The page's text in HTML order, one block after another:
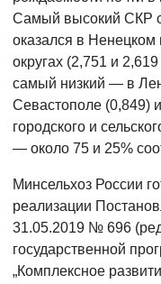
Самый высокий СКР
оказался в
округах (2,751 и
самый низкий — в
Севастополе (0,849)
городского и
— около 75 и 25%
Минсельхоз России
реализации
31.05.2019 № 696
государственной
„Комплексное